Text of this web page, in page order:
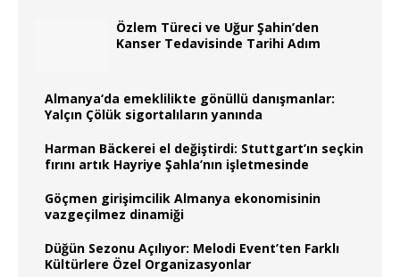
Özlem Türeci ve Uğur Şahin’den
Kanser Tedavisinde Tarihi Adım
Almanya‘da emeklilikte gönüllü danışmanlar:
Yalçın Çölük sigortalıların yanında
Harman Bäckerei el değiştirdi: Stuttgart’ın seçkin
fırını artık Hayriye Şahla’nın işletmesinde
Göçmen girişimcilik Almanya ekonomisinin
vazgeçilmez dinamiği
Düğün Sezonu Açılıyor: Melodi Event’ten Farklı
Kültürlere Özel Organizasyonlar